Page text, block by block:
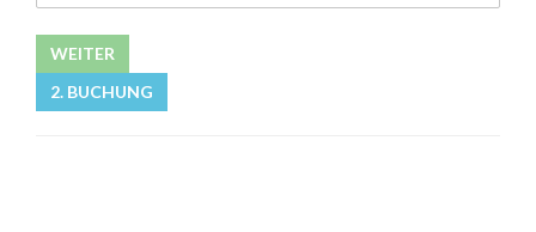
WEITER
2. BUCHUNG